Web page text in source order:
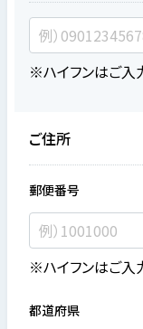
※ハイフンはご入
ご住所
郵便番号
※ハイフンはご入
都道府県